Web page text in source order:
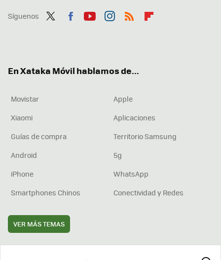
Síguenos
En Xataka Móvil hablamos de...
Movistar
Apple
Xiaomi
Aplicaciones
Guías de compra
Territorio Samsung
Android
5g
iPhone
WhatsApp
Smartphones Chinos
Conectividad y Redes
VER MÁS TEMAS